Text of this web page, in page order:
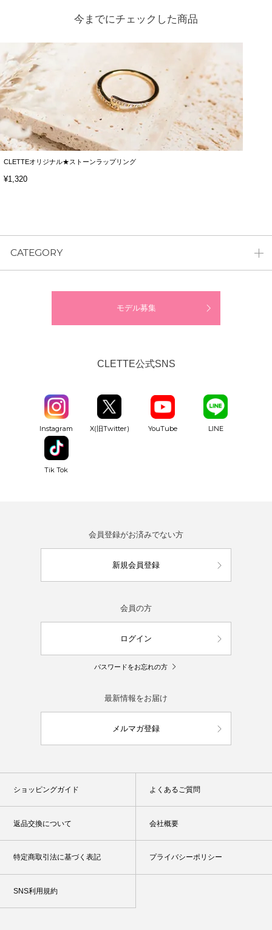
今までにチェックした商品
CLETTEオリジナル★ストーンラップリング
¥1,320
CATEGORY
モデル募集
CLETTE公式SNS
Instagram X(旧Twitter) YouTube LINE
Tik Tok
会員登録がお済みでない方
新規会員登録
会員の方
ログイン
パスワードをお忘れの方
最新情報をお届け
メルマガ登録
ショッピングガイド よくあるご質問
返品交換について 会社概要
特定商取引法に基づく表記 プライバシーポリシー
SNS利用規約